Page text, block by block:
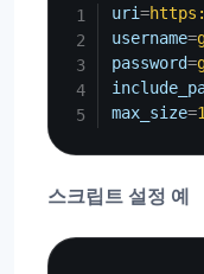
uri=
username=
password=
max_size=
스크립트 설정 예